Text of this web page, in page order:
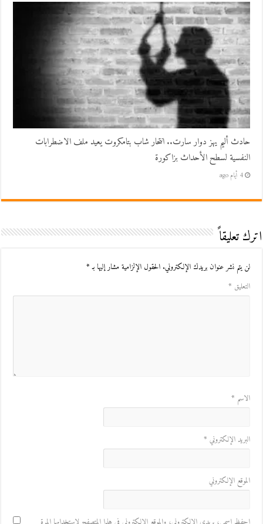
حادث أليم يهز دوار سارت.. انتحار شاب بتامكروت يعيد ملف الاضطرابات
النفسية لسطح الأحداث بزاكورة
4 أيام ago
اترك تعليقاً
لن يتم نشر عنوان بريدك الإلكتروني. الحقول الإلزامية مشار إليها بـ*
التعليق *
الاسم *
البريد الإلكتروني *
الموقع الإلكتروني